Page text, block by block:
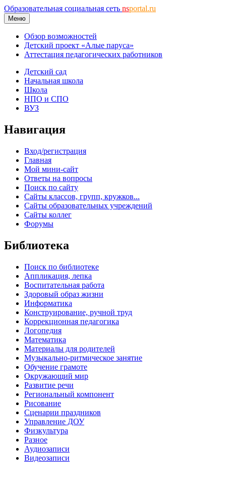
Образовательная социальная сеть nsportal.ru
Меню
Обзор возможностей
Детский проект «Алые паруса»
Аттестация педагогических работников
Детский сад
Начальная школа
Школа
НПО и СПО
ВУЗ
Навигация
Вход/регистрация
Главная
Мой мини-сайт
Ответы на вопросы
Поиск по сайту
Сайты классов, групп, кружков...
Сайты образовательных учреждений
Сайты коллег
Форумы
Библиотека
Поиск по библиотеке
Аппликация, лепка
Воспитательная работа
Здоровый образ жизни
Информатика
Конструирование, ручной труд
Коррекционная педагогика
Логопедия
Математика
Материалы для родителей
Музыкально-ритмическое занятие
Обучение грамоте
Окружающий мир
Развитие речи
Региональный компонент
Рисование
Сценарии праздников
Управление ДОУ
Физкультура
Разное
Аудиозаписи
Видеозаписи